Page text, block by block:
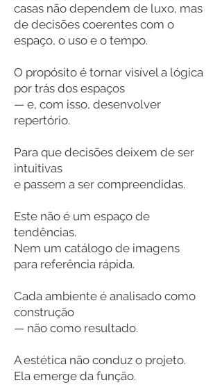
casas não dependem de luxo, mas
de decisões coerentes com o
espaço, o uso e o tempo.
O propósito é tornar visível a lógica
por trás dos espaços
— e, com isso, desenvolver
repertório.
Para que decisões deixem de ser
intuitivas
e passem a ser compreendidas.
Este não é um espaço de
tendências.
Nem um catálogo de imagens
para referência rápida.
Cada ambiente é analisado como
construção
— não como resultado.
A estética não conduz o projeto.
Ela emerge da função.